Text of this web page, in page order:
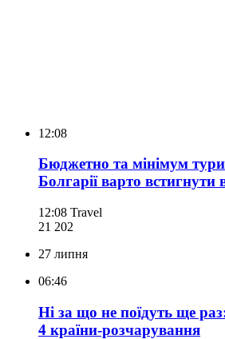
12:08
Бюджетно та мінімум
Болгарії варто встигнути
12:08 Travel
21 202
27 липня
06:46
Ні за що не поїдуть ще
4 країни-розчарування